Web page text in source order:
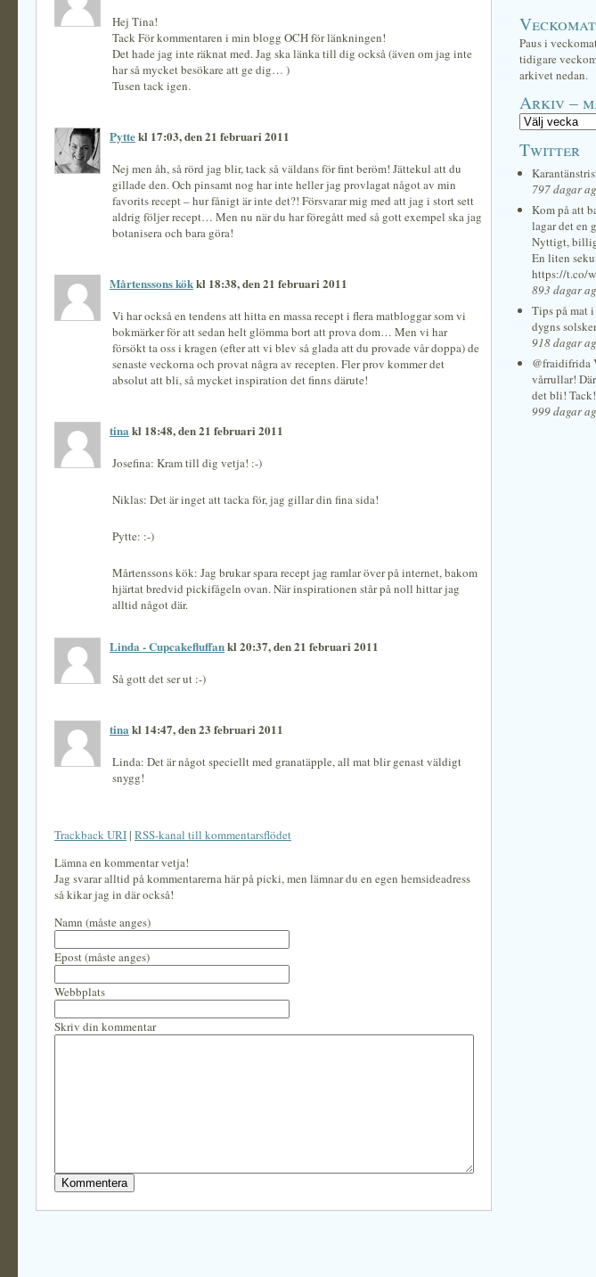
Hej Tina!
Tack För kommentaren i min blogg OCH för länkningen!
Det hade jag inte räknat med. Jag ska länka till dig också (även om jag inte
har så mycket besökare att ge dig… )
Tusen tack igen.
Pyttekl 17:03, den 21 februari 2011
Nej men åh, så rörd jag blir, tack så väldans för fint beröm! Jättekul att du
gillade den. Och pinsamt nog har inte heller jag provlagat något av min
favorits recept – hur fånigt är inte det?! Försvarar mig med att jag i stort sett
aldrig följer recept… Men nu när du har föregått med så gott exempel ska jag
botanisera och bara göra!
Mårtenssons kökkl 18:38, den 21 februari 2011
Vi har också en tendens att hitta en massa recept i flera matbloggar som vi
bokmärker för att sedan helt glömma bort att prova dom… Men vi har
försökt ta oss i kragen (efter att vi blev så glada att du provade vår doppa) de
senaste veckorna och provat några av recepten. Fler prov kommer det
absolut att bli, så mycket inspiration det finns därute!
tina kl 18:48, den 21 februari 2011
Josefina: Kram till dig vetja! :-)
Niklas: Det är inget att tacka för, jag gillar din fina sida!
Pytte: :-)
Mårtenssons kök: Jag brukar spara recept jag ramlar över på internet, bakom
hjärtat bredvid pickifågeln ovan. När inspirationen står på noll hittar jag
alltid något där.
Linda - Cupcakefluffankl 20:37, den 21 februari 2011
Så gott det ser ut :-)
tina kl 14:47, den 23 februari 2011
Linda: Det är något speciellt med granatäpple, all mat blir genast väldigt
snygg!
Trackback URI| RSS-kanal till kommentarsflödet
Lämna en kommentar vetja!
Jag svarar alltid på kommentarerna här på picki, men lämnar du en egen hemsideadress
så kikar jag in där också!
Namn (måste anges)
Epost (måste anges)
Webbplats
Skriv din kommentar
Paus i
tidigare
arkivet nedan.
Arkiv –
Twitter
797 dagar
Kom på att
lagar det en
Nyttigt,
En liten
https://t.co/
893 dagar
Tips på mat
dygns
918 dagar
@fraidifrida
vårrullar!
det bli! Tack!
999 dagar